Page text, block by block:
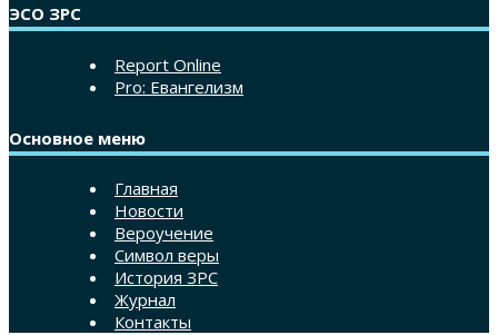
ЭСО ЗРС
Report Online
Pro: Евангелизм
Основное меню
Главная
Новости
Вероучение
Символ веры
История ЗРС
Журнал
Контакты